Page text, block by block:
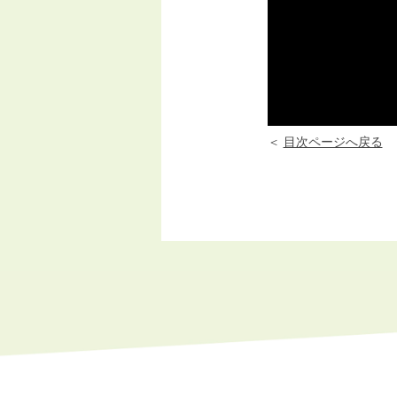
＜ 目次ページへ戻る